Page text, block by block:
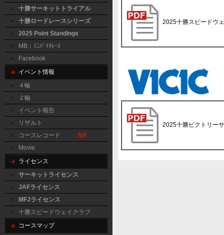
十勝サーキットトライアル
十勝ロードレースシリーズ
2025 Point Standings
MB：ﾐﾆﾊﾞｲｸﾚｰｽ
Facebook
イベント情報
４輪
２輪
イベント報告
リザルト
コースレコード
NR
Movie
ライセンス
サーキットライセンス
JAFライセンス
MFJライセンス
十勝スピードウェイクラブ
コースマップ
2025十勝スピードウ
2025十勝ビクトリー